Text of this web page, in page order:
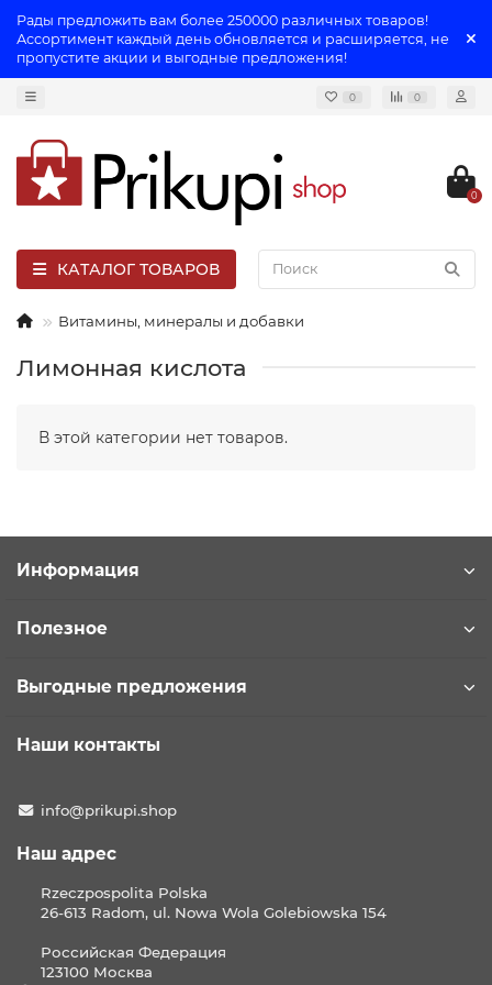
Рады предложить вам более 250000 различных товаров!
Ассортимент каждый день обновляется и расширяется, не
пропустите акции и выгодные предложения!
0 0
0
КАТАЛОГ ТОВАРОВ
Витамины, минералы и добавки
Лимонная кислота
В этой категории нет товаров.
Информация
Полезное
Выгодные предложения
Наши контакты
info@prikupi.shop
Наш адрес
Rzeczpospolita Polska
26-613 Radom, ul. Nowa Wola Golebiowska 154
Российская Федерация
123100 Москва